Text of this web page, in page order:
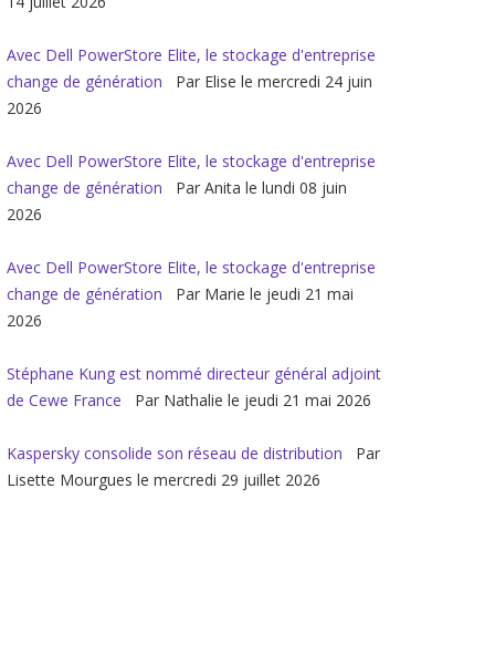
Avec Dell PowerStore Elite, le stockage d'entreprise
change de génération
Par Elise le mercredi 24 juin
2026
Avec Dell PowerStore Elite, le stockage d'entreprise
change de génération
Par Anita le lundi 08 juin
2026
Avec Dell PowerStore Elite, le stockage d'entreprise
change de génération
Par Marie le jeudi 21 mai
2026
Stéphane Kung est nommé directeur général adjoint
de Cewe France
Par Nathalie le jeudi 21 mai 2026
Kaspersky consolide son réseau de distribution
Par
Lisette Mourgues le mercredi 29 juillet 2026